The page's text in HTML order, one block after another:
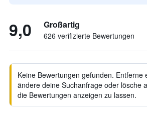
9,0 Großartig
626 verifizierte Bewertungen
Keine Bewertungen gefunden. Entferne
ändere deine Suchanfrage oder lösche
die Bewertungen anzeigen zu lassen.